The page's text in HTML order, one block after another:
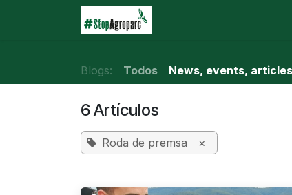
Blogs: Todos News, events,
6 Artículos
Roda de premsa ×